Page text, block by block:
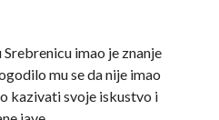
imao je znanje
mu se da nije imao
kazivati svoje iskustvo i